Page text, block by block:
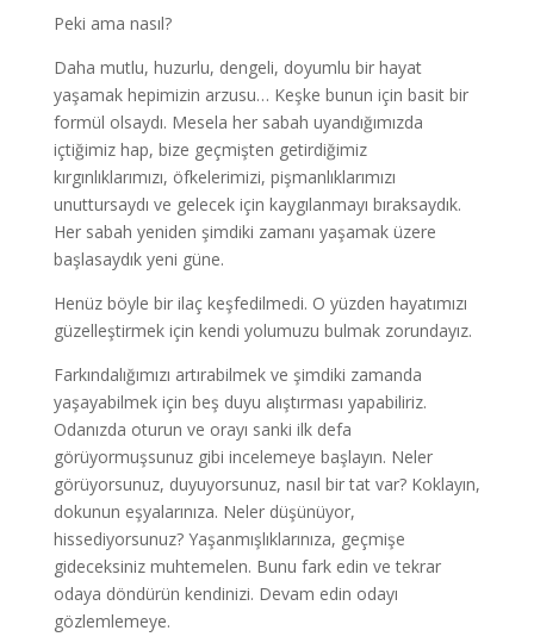
Peki ama nasıl?
Daha mutlu, huzurlu, dengeli, doyumlu bir hayat
yaşamak hepimizin arzusu… Keşke bunun için basit bir
formül olsaydı. Mesela her sabah uyandığımızda
içtiğimiz hap, bize geçmişten getirdiğimiz
kırgınlıklarımızı, öfkelerimizi, pişmanlıklarımızı
unuttursaydı ve gelecek için kaygılanmayı bıraksaydık.
Her sabah yeniden şimdiki zamanı yaşamak üzere
başlasaydık yeni güne.
Henüz böyle bir ilaç keşfedilmedi. O yüzden hayatımızı
güzelleştirmek için kendi yolumuzu bulmak zorundayız.
Farkındalığımızı artırabilmek ve şimdiki zamanda
yaşayabilmek için beş duyu alıştırması yapabiliriz.
Odanızda oturun ve orayı sanki ilk defa
görüyormuşsunuz gibi incelemeye başlayın. Neler
görüyorsunuz, duyuyorsunuz, nasıl bir tat var? Koklayın,
dokunun eşyalarınıza. Neler düşünüyor,
hissediyorsunuz? Yaşanmışlıklarınıza, geçmişe
gideceksiniz muhtemelen. Bunu fark edin ve tekrar
odaya döndürün kendinizi. Devam edin odayı
gözlemlemeye.